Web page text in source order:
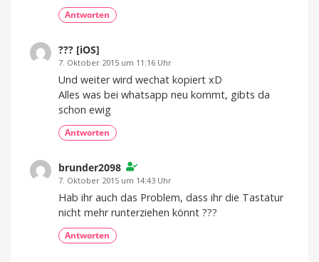
Antworten
??? [iOS]
7. Oktober 2015 um 11:16 Uhr
Und weiter wird wechat kopiert xD
Alles was bei whatsapp neu kommt, gibts da
schon ewig
Antworten
brunder2098
7. Oktober 2015 um 14:43 Uhr
Hab ihr auch das Problem, dass ihr die Tastatur
nicht mehr runterziehen könnt ???
Antworten